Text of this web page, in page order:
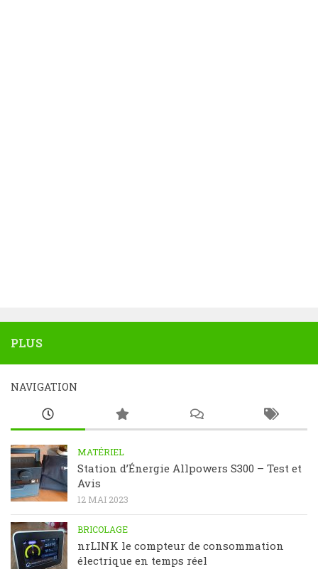
PLUS
NAVIGATION
MATÉRIEL
Station d’Énergie Allpowers S300 – Test et
Avis
12 MAI 2023
BRICOLAGE
nrLINK le compteur de consommation
électrique en temps réel